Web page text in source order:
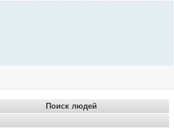
Поиск людей